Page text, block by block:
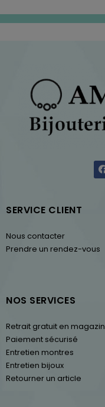
SERVICE CLIENT
Nous contacter
Prendre un rendez-vous
NOS SERVICES
Retrait gratuit en magazin
Paiement sécurisé
Entretien montres
Entretien bijoux
Retourner un article